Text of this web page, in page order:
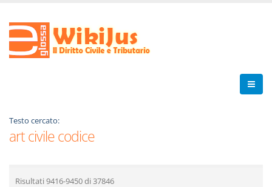
Testo cercato:
art civile codice
Risultati 9416-9450di 37846